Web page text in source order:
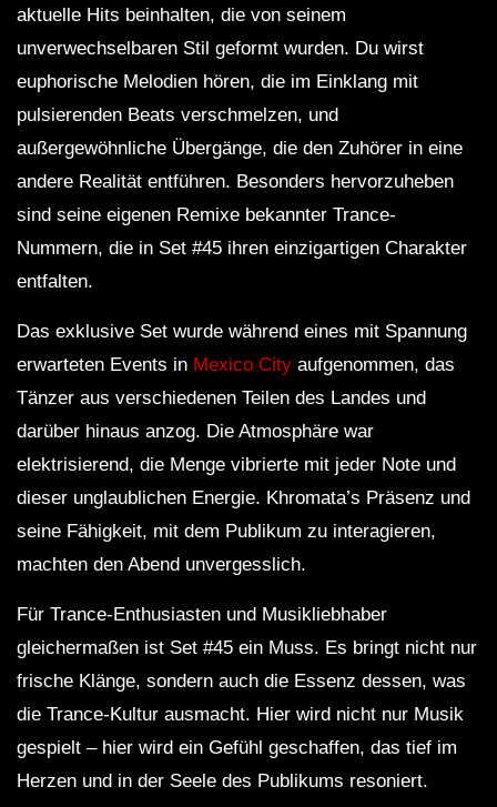
aktuelle Hits beinhalten, die von seinem
unverwechselbaren Stil geformt wurden. Du wirst
euphorische Melodien hören, die im Einklang mit
pulsierenden Beats verschmelzen, und
außergewöhnliche Übergänge, die den Zuhörer in eine
andere Realität entführen. Besonders hervorzuheben
sind seine eigenen Remixe bekannter Trance-
Nummern, die in Set #45 ihren einzigartigen Charakter
entfalten.
Das exklusive Set wurde während eines mit Spannung
erwarteten Events in Mexico City aufgenommen, das
Tänzer aus verschiedenen Teilen des Landes und
darüber hinaus anzog. Die Atmosphäre war
elektrisierend, die Menge vibrierte mit jeder Note und
dieser unglaublichen Energie. Khromata’s Präsenz und
seine Fähigkeit, mit dem Publikum zu interagieren,
machten den Abend unvergesslich.
Für Trance-Enthusiasten und Musikliebhaber
gleichermaßen ist Set #45 ein Muss. Es bringt nicht nur
frische Klänge, sondern auch die Essenz dessen, was
die Trance-Kultur ausmacht. Hier wird nicht nur Musik
gespielt – hier wird ein Gefühl geschaffen, das tief im
Herzen und in der Seele des Publikums resoniert.